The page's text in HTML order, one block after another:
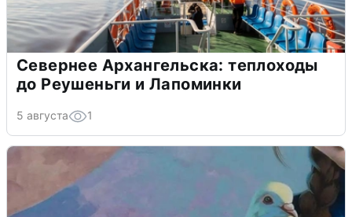
Севернее Архангельска: теплоходы
до Реушеньги и Лапоминки
5 августа 1